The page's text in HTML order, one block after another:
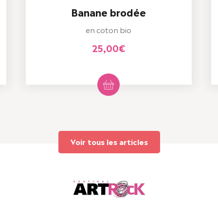
Banane brodée
en coton bio
25,00€
Voir tous les articles